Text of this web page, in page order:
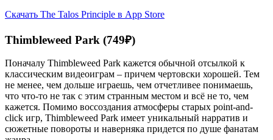
Скачать The Talos Principle в App Store
Thimbleweed Park (749₽)
Поначалу Thimbleweed Park кажется обычной отсылкой к
классическим видеоиграм – причем чертовски хорошей. Тем
не менее, чем дольше играешь, чем отчетливее понимаешь,
что что-то не так с этим странным местом и всё не то, чем
кажется. Помимо воссоздания атмосферы старых point-and-
click игр, Thimbleweed Park имеет уникальный нарратив и
сюжетные повороты и наверняка придется по душе фанатам